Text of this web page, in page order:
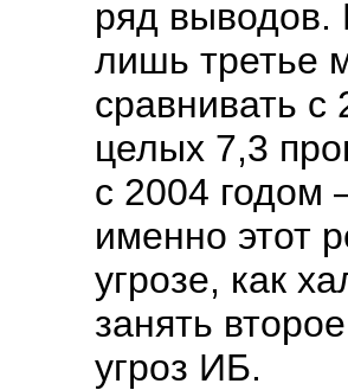
ряд выводов.
лишь третье
сравнивать с
целых 7,3
с 2004 годом
именно этот
угрозе, как
занять
угроз ИБ.